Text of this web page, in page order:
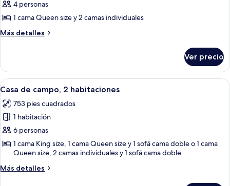
Habitación
familiar,
camas
4 personas
1 cama Queen size y 2 camas individuales
Más detalles
Más
familiar,
varias
camas
Ver precio
Abrir
todas
las
fotos
de
Casa
campo,
Una familia en un porche con
5
Casa de campo, 2 habitaciones
753 pies cuadrados
1 habitación
6 personas
1 cama King size, 1 cama Queen size y 1 sofá cama doble o 1 cama
Queen size, 2 camas individuales y 1 sofá cama doble
Más detalles
Más